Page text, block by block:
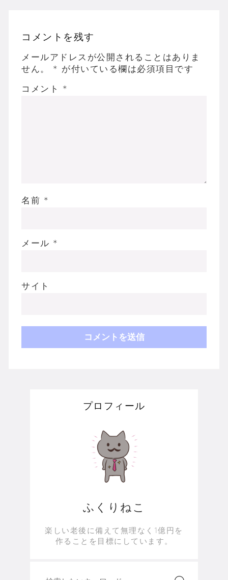
コメントを残す
メールアドレスが公開されることはありま
せん。
* が付いている欄は必須項目です
コメント *
名前 *
メール *
サイト
プロフィール
ふくりねこ
楽しい老後に備えて無理なく1億円を
作ることを目標にしています。